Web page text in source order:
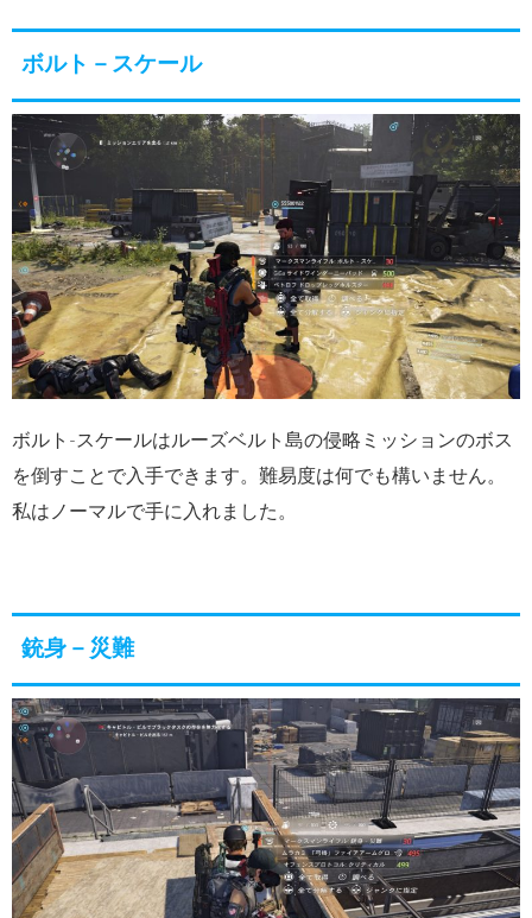
ボルト－スケール
ボルト-スケールはルーズベルト島の侵略ミッションのボス
を倒すことで入手できます。難易度は何でも構いません。
私はノーマルで手に入れました。
銃身－災難